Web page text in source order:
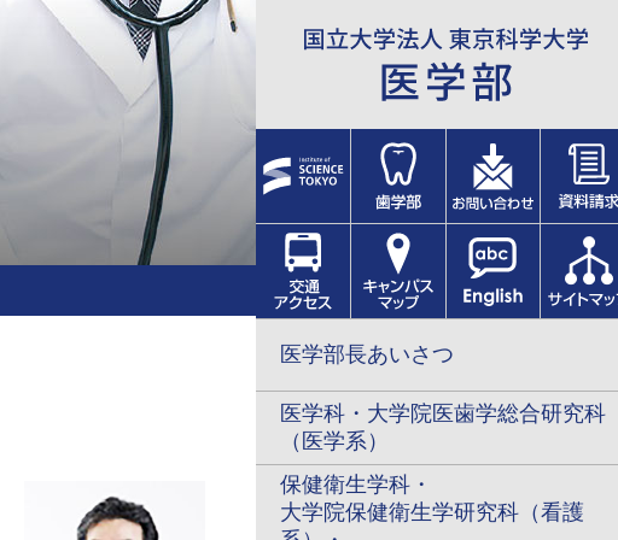
医学部長あいさつ
医学科・大学院医歯学総合研究科
（医学系）
保健衛生学科・
大学院保健衛生学研究科（看護